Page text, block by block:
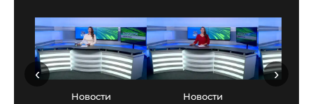
Новости
Новости
‹ ›